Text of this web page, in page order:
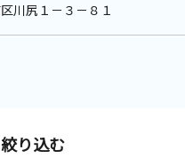
川尻１－３－８１
り込む